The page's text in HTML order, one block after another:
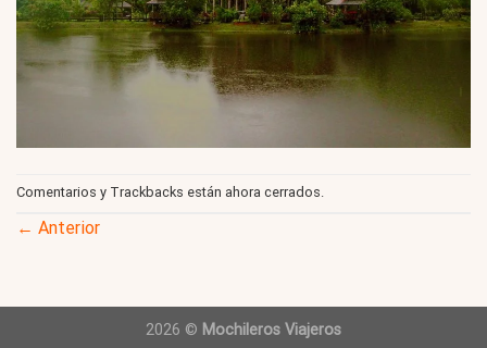
Comentarios y Trackbacks están ahora cerrados.
← Anterior
2026 © Mochileros Viajeros